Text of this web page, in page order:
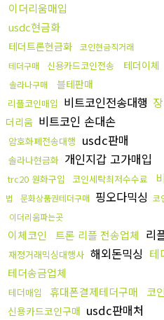
이더리움매입
usdc현금화
테더트론현금화
코인현금직거래
테더구매
신용카드코인전송 테더이체
솔라나구매 블테판매
리플코인매입 비트코인전송대행
더리움 비트코인 손대손
암호화폐전송대행 usdc판매
솔라나현금화 개인지갑 고가매입
trc20 원화구입 코인세탁최저수수료
법
문화상품권테더구매 핑오다믹싱 코
이더리움파는곳
이체코인 트론 리플 전송업체 리
재정거래믹싱대행사 해외돈믹싱 테
테더송금업체
테더매입 휴대폰결제테더구매 코
신용카드코인구매 usdc판매처